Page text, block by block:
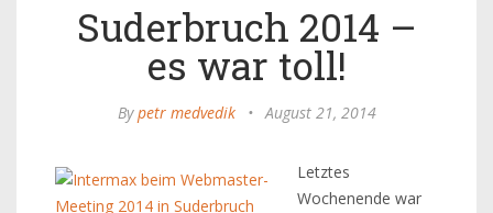
Suderbruch 2014 –
es war toll!
Bypetr medvedik • August 21, 2014
Letztes
Wochenende war